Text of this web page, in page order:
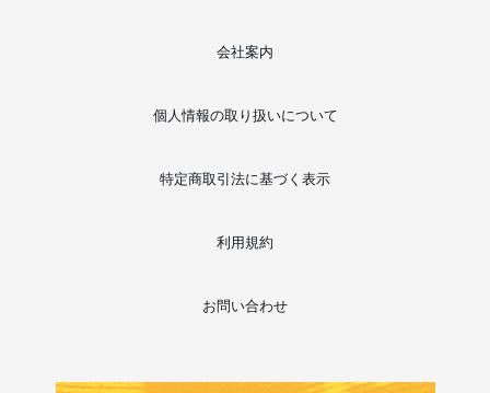
会社案内
個人情報の取り扱いについて
特定商取引法に基づく表示
利用規約
お問い合わせ